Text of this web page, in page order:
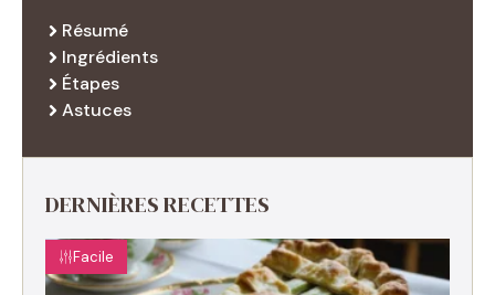
Résumé
Ingrédients
Étapes
Astuces
DERNIÈRES RECETTES
Facile